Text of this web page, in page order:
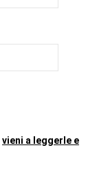
vieni a leggerle e